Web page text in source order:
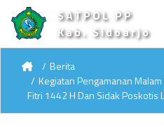
SATPOL PP
Kab. Sidoarjo
Berita
Kegiatan Pengamanan
Fitri 1442 H Dan Sidak Poskotis